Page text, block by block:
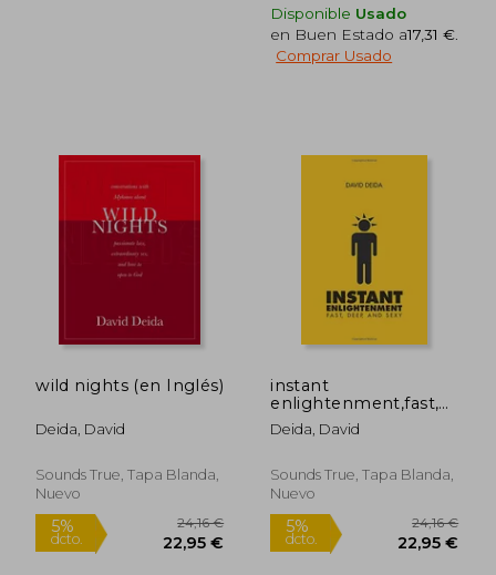
5%
dcto.
Disponible Usado
en Buen Estado a17,31 €
Comprar Usado
wild nights (en Inglés)
Deida, David
Sounds True, Tapa Blanda,
Nuevo
instant
enlightenment,fast,
deep and sexy (en
Inglés)
Deida, David
Sounds True, Tapa Blanda,
Nuevo